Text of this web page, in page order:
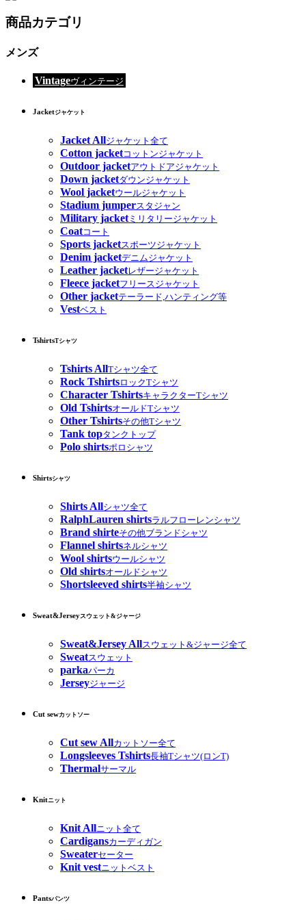
商品カテゴリ
メンズ
Vintageヴィンテージ
Jacketジャケット
Jacket Allジャケット全て
Cotton jacketコットンジャケット
Outdoor jacketアウトドアジャケット
Down jacketダウンジャケット
Wool jacketウールジャケット
Stadium jumperスタジャン
Military jacketミリタリージャケット
Coatコート
Sports jacketスポーツジャケット
Denim jacketデニムジャケット
Leather jacketレザージャケット
Fleece jacketフリースジャケット
Other jacketテーラード,ハンティング等
Vestベスト
TshirtsTシャツ
Tshirts AllTシャツ全て
Rock TshirtsロックTシャツ
Character TshirtsキャラクターTシャツ
Old TshirtsオールドTシャツ
Other Tshirtsその他Tシャツ
Tank topタンクトップ
Polo shirtsポロシャツ
Shirtsシャツ
Shirts Allシャツ全て
RalphLauren shirtsラルフローレンシャツ
Brand shirteその他ブランドシャツ
Flannel shirtsネルシャツ
Wool shirtsウールシャツ
Old shirtsオールドシャツ
Shortsleeved shirts半袖シャツ
Sweat&Jerseyスウェット&ジャージ
Sweat&Jersey Allスウェット&ジャージ全て
Sweatスウェット
parkaパーカ
Jerseyジャージ
Cut sewカットソー
Cut sew Allカットソー全て
Longsleeves Tshirts長袖Tシャツ(ロンT)
Thermalサーマル
Knitニット
Knit Allニット全て
Cardigansカーディガン
Sweaterセーター
Knit vestニットベスト
Pantsパンツ